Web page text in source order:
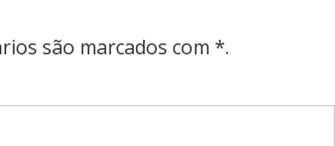
são marcados com *.